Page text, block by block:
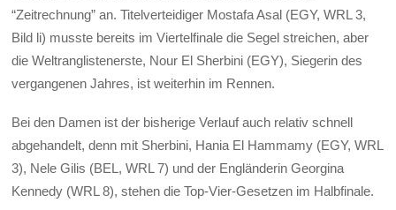
“Zeitrechnung” an. Titelverteidiger Mostafa Asal (EGY, WRL 3,
Bild li) musste bereits im Viertelfinale die Segel streichen, aber
die Weltranglistenerste, Nour El Sherbini (EGY), Siegerin des
vergangenen Jahres, ist weiterhin im Rennen.
Bei den Damen ist der bisherige Verlauf auch relativ schnell
abgehandelt, denn mit Sherbini, Hania El Hammamy (EGY, WRL
3), Nele Gilis (BEL, WRL 7) und der Engländerin Georgina
Kennedy (WRL 8), stehen die Top-Vier-Gesetzen im Halbfinale.